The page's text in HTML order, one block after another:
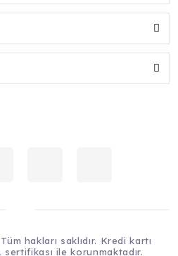
hakları saklıdır. Kredi kartı
ile korunmaktadır.